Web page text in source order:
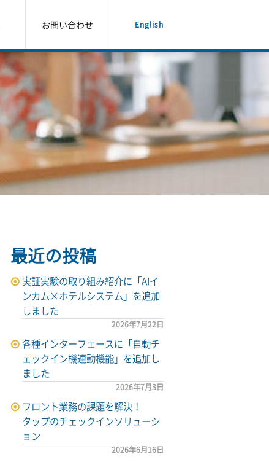
お問い合わせ English
最近の投稿
実証実験の取り組み紹介に「AIイ
ンカム×ホテルシステム」を追加
しました
2026年7月22日
各種インターフェースに「自動チ
ェックイン機連動機能」を追加し
ました
2026年7月3日
フロント業務の課題を解決！
タップのチェックインソリューシ
ョン
2026年6月16日